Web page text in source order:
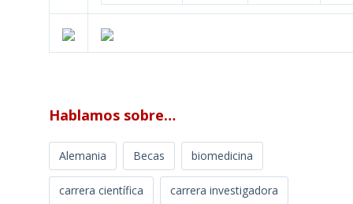
Hablamos sobre…
Alemania Becas biomedicina
carrera científica carrera investigadora